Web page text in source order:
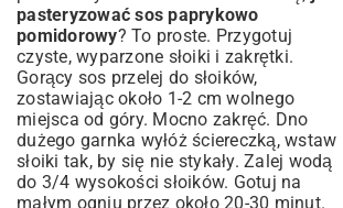
pasteryzować sos paprykowo
pomidorowy? To proste. Przygotuj
czyste, wyparzone słoiki i zakrętki.
Gorący sos przelej do słoików,
zostawiając około 1-2 cm wolnego
miejsca od góry. Mocno zakręć. Dno
dużego garnka wyłóż ściereczką, wstaw
słoiki tak, by się nie stykały. Zalej wodą
do 3/4 wysokości słoików. Gotuj na
małym ogniu przez około 20-30 minut.